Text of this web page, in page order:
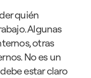
quién
Algunas
otras
No es un
estar claro